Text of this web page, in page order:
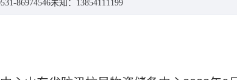
86974546未知：13854111199